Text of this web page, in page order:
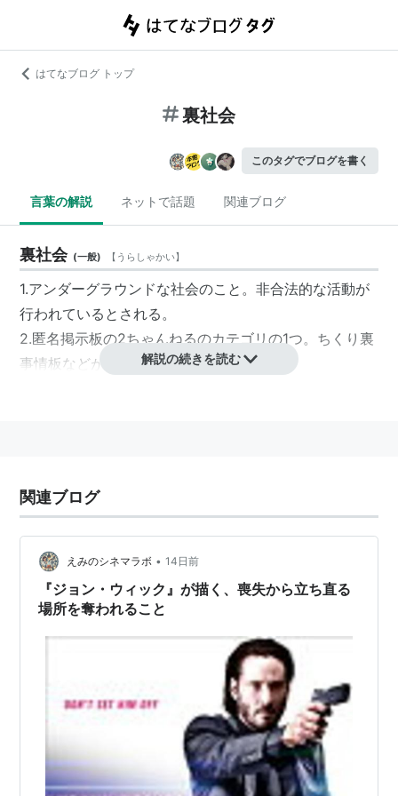
はてなブログ トップ
裏社会
このタグでブログを書く
言葉の解説 ネットで話題 関連ブログ
裏社会 (一般) 【 うらしゃかい】
1.アンダーグラウンドな社会のこと。非合法的な活動が
行われているとされる。
2.匿名掲示板の2ちゃんねるのカテゴリの1つ。ちくり裏
事情板などがある。解説の続きを読む
関連ブログ
えみのシネマラボ • 14日前
『ジョン・ウィック』が描く、喪失から立ち直る
場所を奪われること